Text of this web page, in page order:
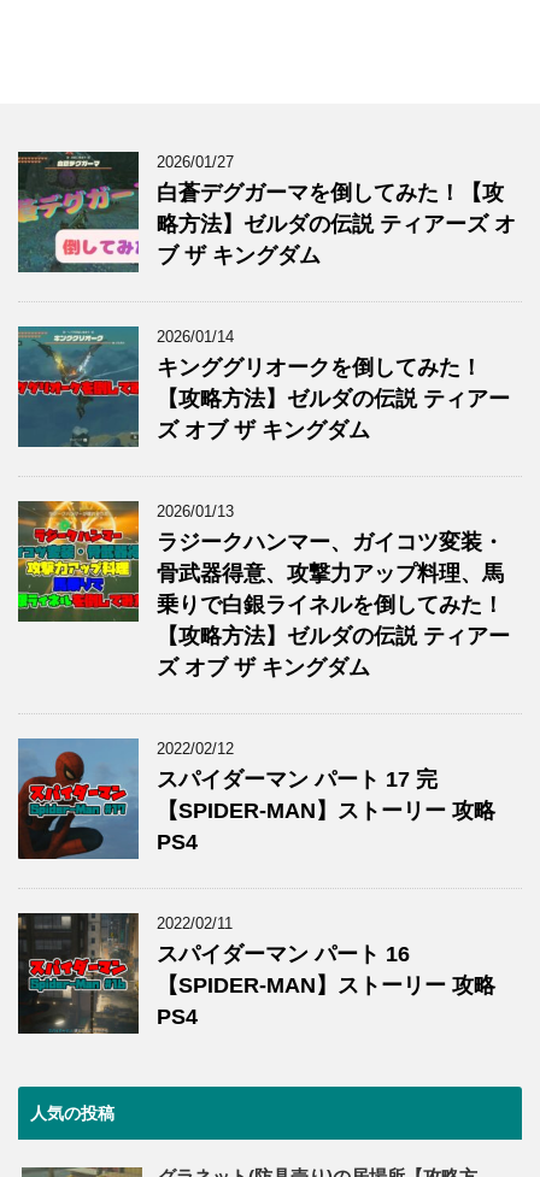
2026/01/27
白蒼デグガーマを倒してみた！【攻
略方法】ゼルダの伝説 ティアーズ オ
ブ ザ キングダム
2026/01/14
キンググリオークを倒してみた！
【攻略方法】ゼルダの伝説 ティアー
ズ オブ ザ キングダム
2026/01/13
ラジークハンマー、ガイコツ変装・
骨武器得意、攻撃力アップ料理、馬
乗りで白銀ライネルを倒してみた！
【攻略方法】ゼルダの伝説 ティアー
ズ オブ ザ キングダム
2022/02/12
スパイダーマン パート 17 完
【SPIDER-MAN】ストーリー 攻略
PS4
2022/02/11
スパイダーマン パート 16
【SPIDER-MAN】ストーリー 攻略
PS4
人気の投稿